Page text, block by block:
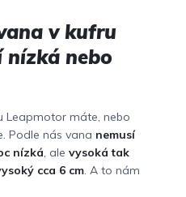
v kufru
nízká nebo
Leapmotor máte, nebo
Podle nás vana nemusí
nízká, ale vysoká tak
cca 6 cm. A to nám